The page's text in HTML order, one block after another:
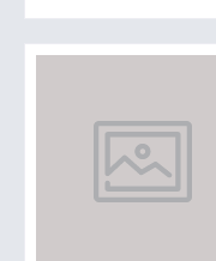
Название - Я-А
Название - А-Я